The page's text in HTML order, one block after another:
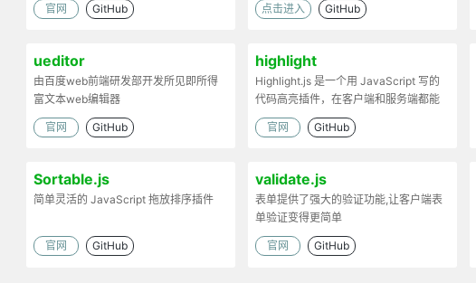
官网 GitHub 点击进入 GitHub
ueditor
由百度web前端研发部开发所见即所得
富文本web编辑器
官网 GitHub
highlight
Highlight.js 是一个用 JavaScript 写的
代码高亮插件，在客户端和服务端都能
工作。
官网 GitHub
Sortable.js
简单灵活的 JavaScript 拖放排序插件
官网 GitHub
validate.js
表单提供了强大的验证功能,让客户端表
单验证变得更简单
官网 GitHub